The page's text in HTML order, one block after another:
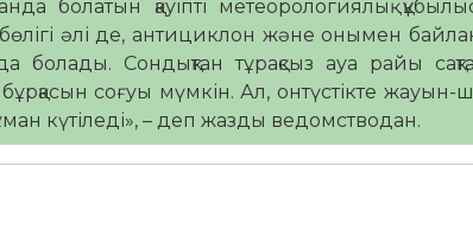
болатын қауіпті метеорологиялық
әлі де, антициклон және онымен
болады. Сондықтан тұрақсыз ауа райы
соғуы мүмкін. Ал, онтүстікте
күтіледі», – деп жазды ведомстводан.